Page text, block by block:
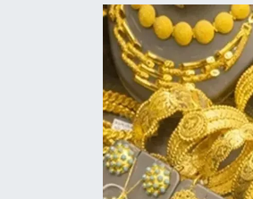
Haberde İnsan
Kültür Sanat
Magazin
Manşet Altı